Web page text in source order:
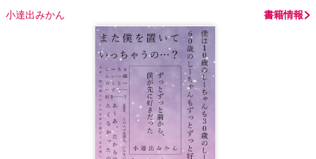
小達出みかん 書籍情報